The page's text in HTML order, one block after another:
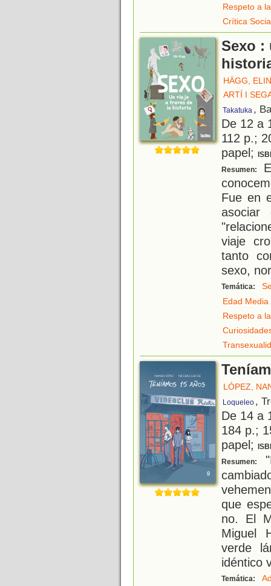
Respeto a
Crítica
Sexo :
HÄGG, ELIN
ARTÍ I
Takatuka ,
De 12 a
112 p.;
papel;
Resumen:
Fue en
viaje
tanto
sexo,
Temática:
Edad Media
Respeto a
LÓPEZ,
Loqueleo ,
De 14 a
184 p.;
papel;
Resumen:
que
no. El
Miguel
verde
idéntico
Temática: